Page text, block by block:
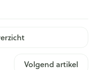
Volgend artikel